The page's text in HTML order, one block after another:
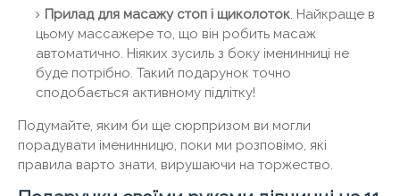
Прилад для масажу стоп і щиколоток. Найкраще в
цьому массажере то, що він робить масаж
автоматично. Ніяких зусиль з боку іменинниці не
буде потрібно. Такий подарунок точно
сподобається активному підлітку!
Подумайте, яким би ще сюрпризом ви могли
порадувати іменинницю, поки ми розповімо, які
правила варто знати, вирушаючи на торжество.